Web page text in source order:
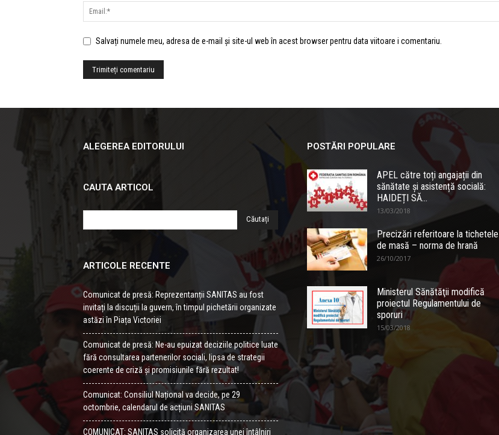
Salvați numele meu, adresa de e-mail și site-ul web în acest browser pentru data viitoare i comentariu.
ALEGEREA EDITORULUI
CAUTA ARTICOL
ARTICOLE RECENTE
Comunicat de presă: Reprezentanții SANITAS au fost
invitați la discuții la guvern, în timpul pichetării organizate
astăzi în Piața Victoriei
Comunicat de presă: Ne-au epuizat deciziile politice luate
fără consultarea partenerilor sociali, lipsa de strategii
coerente de criză și promisiunile fără rezultat!
Comunicat: Consiliul Național va decide, pe 29
octombrie, calendarul de acțiuni SANITAS
COMUNICAT: SANITAS solicită organizarea unei întâlniri
POSTĂRI POPULARE
APEL către toți angajații din
sănătate și asistență socială:
HAIDEȚI SĂ...
13/03/2018
Precizări referitoare la tichetele
de masă – norma de hrană
26/10/2017
Ministerul Sănătăţii modifică
proiectul Regulamentului de
sporuri
15/03/2018